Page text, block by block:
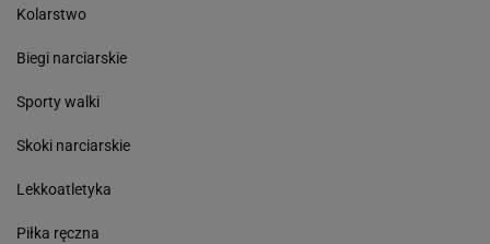
Kolarstwo
Biegi narciarskie
Sporty walki
Skoki narciarskie
Lekkoatletyka
Piłka ręczna